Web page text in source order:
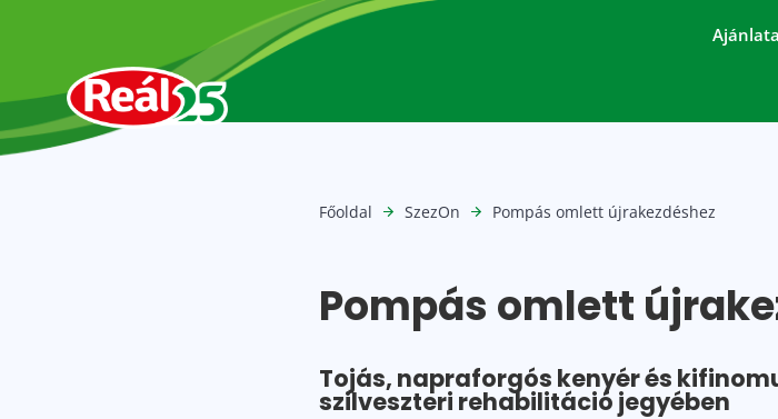
Főoldal SzezOn Pompás omlett újrakezdéshez
Pompás omlett
Tojás, napraforgós kenyér és
szilveszteri rehabilitáció jegyében